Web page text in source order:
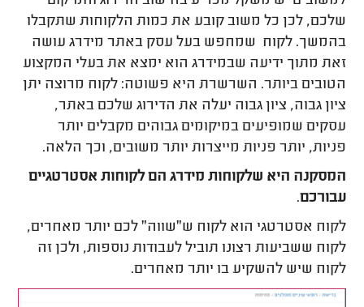
שלכם, לכן כל משוב קובע את כמות הלקוחות שתקבלו
בהמשך. לקוח שמחפש בעל עסק באתר מידרג עושה
זאת מתוך ידיעה שבמידרג הוא ימצא את בעלי המקצוע
הטובים ביותר. השרשרת היא פשוטה: לקוח מרוצה יתן
ציון גבוה, ציון גבוה יעלה את הדירוג שלכם באתר,
עסקים שמופיעים במיקומים גבוהים מקבלים יותר
פניות, יותר פניות מייצרות יותר משובים, וכך הלאה.
המסקנה היא שלקוחות מידרג הם לקוחות אסטרטגיים
עבורכם.
לקוח אסטרטגי הוא לקוח ש"שווה" לכם יותר מאחרים,
לקוח ששביעות רצונו תוביל לעבודות נוספות, ולכן זה
לקוח שיש להשקיע בו יותר מאחרים.